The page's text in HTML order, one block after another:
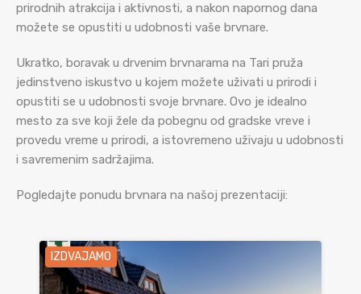
prirodnih atrakcija i aktivnosti, a nakon napornog dana
možete se opustiti u udobnosti vaše brvnare.
Ukratko, boravak u drvenim brvnarama na Tari pruža
jedinstveno iskustvo u kojem možete uživati u prirodi i
opustiti se u udobnosti svoje brvnare. Ovo je idealno
mesto za sve koji žele da pobegnu od gradske vreve i
provedu vreme u prirodi, a istovremeno uživaju u udobnosti
i savremenim sadržajima.
Pogledajte ponudu brvnara na našoj prezentaciji:
IZDVAJAMO